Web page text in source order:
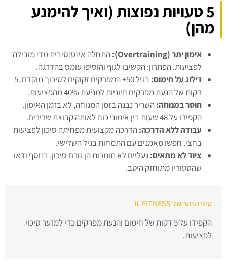
5 טעויות נפוצות (ואיך להימנע
מהן)
אימון יתר (Overtraining):
התחלה אינטנסיבית מדי מובילה
לפציעות. הפתרון: הקשיבו לגוף והוסיפו עומס בהדרגה.
דילוג על חימום:
בגיל 50+ המפרקים זקוקים לסיכוך מוקדם. 5
דקות של הנעת מפרקים חיוניות למניעת 40% מהפציעות.
חוסר במנוחה:השריר נבנה בזמן המנוחה, לא בזמן האימון.
הקפידו על 48 שעות בין אימוני כוח לאותה קבוצת שרירים.
עבודה ללא הדרכה:הדרכה מקצועית מפחיתה סיכון לפציעות
בחצי. חפשו מאמנים עם התמחות בגיל השלישי.
ציוד לא מתאים: נעליים לא תומכות הן גורם סיכון. בנוסף ודאו
שהסטודיו מתוחזק היטב.
טיפ הזהב של IL FITNESS
הקפידו על 5 דקות של חימום והנעת מפרקים כדי למזער סיכוי
לפציעות.